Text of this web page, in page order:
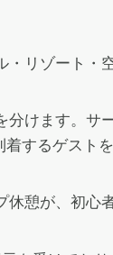
・リゾート・
けます。サ
するゲスト
休憩が、初心